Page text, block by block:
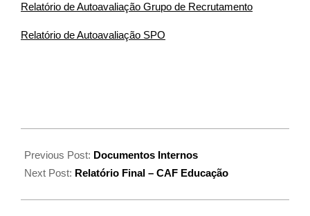
Relatório de Autoavaliação Grupo de Recrutamento
Relatório de Autoavaliação SPO
Previous Post: Documentos Internos
Next Post: Relatório Final – CAF Educação